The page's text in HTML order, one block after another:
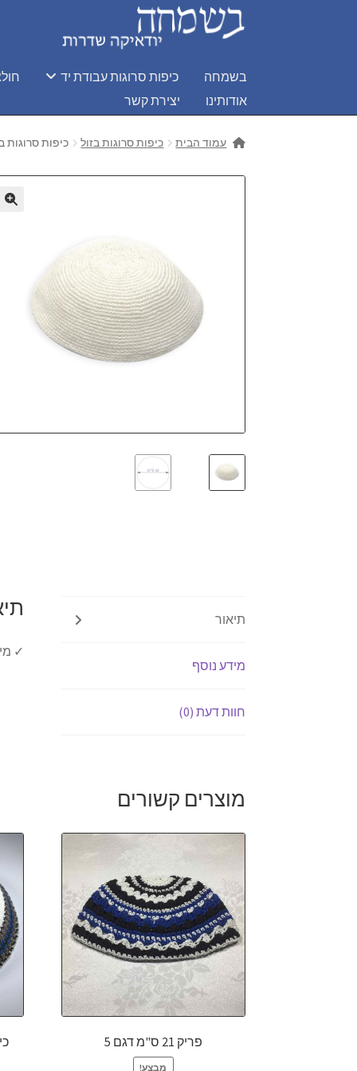
דלג
לניווט
לדלג
לתוכן
בשמחה כיפות סרוגות עבודת יד
אודותינו
יצירת קשר
עמוד הבית כיפות סרוגות בזול כיפות סרוגות בזול 16 ס"מ
תיאור
מידע נוסף
חוות דעת (0)
✓ מידה
מוצרים קשורים
פריק 21 ס"מ דגם 5
מבצע!